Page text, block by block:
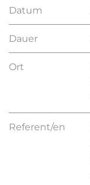
Datum
Dauer
Ort
Referent/en